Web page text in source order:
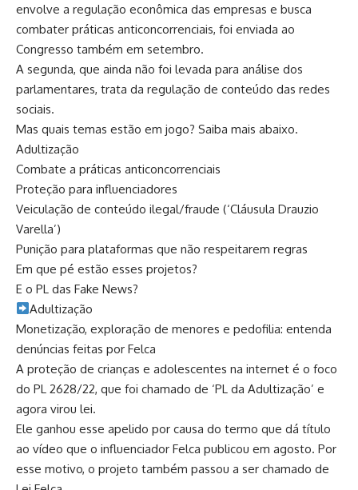
envolve a regulação econômica das empresas e busca
combater práticas anticoncorrenciais, foi enviada ao
Congresso também em setembro.
A segunda, que ainda não foi levada para análise dos
parlamentares, trata da regulação de conteúdo das redes
sociais.
Mas quais temas estão em jogo? Saiba mais abaixo.
Adultização
Combate a práticas anticoncorrenciais
Proteção para influenciadores
​Veiculação de conteúdo ilegal/fraude (‘Cláusula Drauzio
Varella’)
​Punição para plataformas que não respeitarem regras
​Em que pé estão esses projetos?
E o PL das Fake News?
​Adultização
Monetização, exploração de menores e pedofilia: entenda
denúncias feitas por Felca
A proteção de crianças e adolescentes na internet é o foco
do PL 2628/22, que foi chamado de ‘PL da Adultização’ e
agora virou lei.
Ele ganhou esse apelido por causa do termo que dá título
ao vídeo que o influenciador Felca publicou em agosto. Por
esse motivo, o projeto também passou a ser chamado de